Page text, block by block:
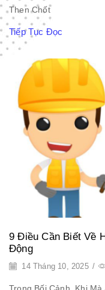
Then Chốt
Tiếp Tục Đọc
9 Điều Cần Biết Về
Động
14 Tháng 10, 2025 /